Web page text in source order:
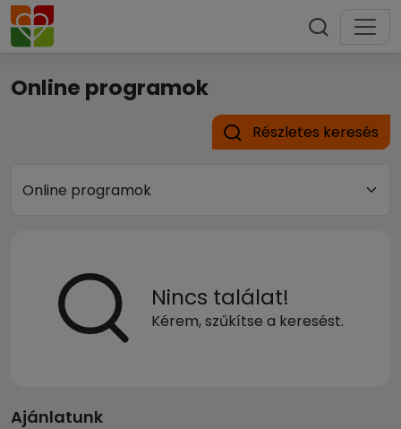
Online programok
Részletes keresés
Nincs találat!
Kérem, szűkítse a keresést.
Ajánlatunk